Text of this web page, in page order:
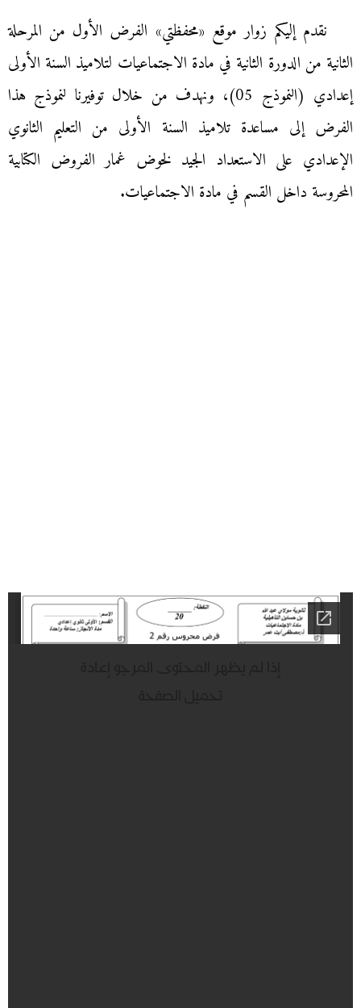
نقدم إليكم زوار موقع «محفظتي» الفرض الأول من المرحلة
الثانية من الدورة الثانية في مادة الاجتماعيات لتلاميذ السنة الأولى
إعدادي (النموذج 05)، ونهدف من خلال توفيرنا لنموذج هذا
الفرض إلى مساعدة تلاميذ السنة الأولى من التعليم الثانوي
الإعدادي على الاستعداد الجيد لخوض غمار الفروض الكتابية
المحروسة داخل القسم في مادة الاجتماعيات.